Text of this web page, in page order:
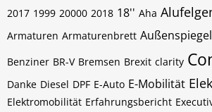
2017 1999 20000 2018 18'' Aha
Armaturen Armaturenbrett Außenspiegel
Benziner BR-V Bremsen Brexit clarity
Danke Diesel DPF E-Auto E-Mobilität
Elektromobilität Erfahrungsbericht